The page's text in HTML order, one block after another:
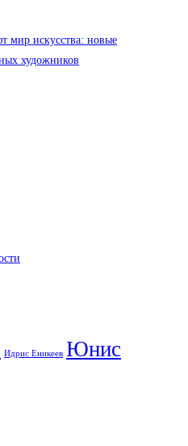
мир искусства: новые
художников
Идрис Еникеев Юнис